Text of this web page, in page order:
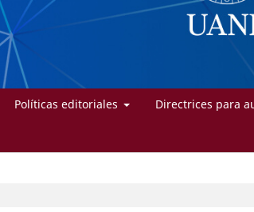
Políticas editoriales Directrices para